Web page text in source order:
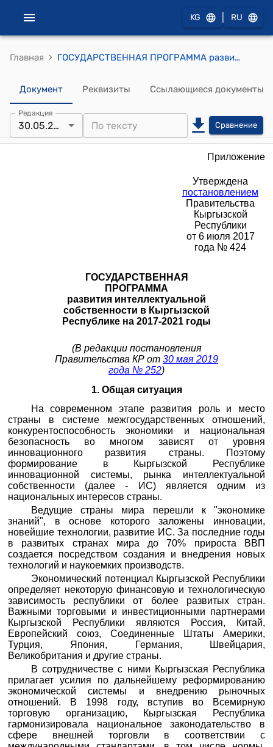
KG RU
Главная › ГОСУДАРСТВЕННАЯ ПРОГРАММА развития интеллектуальной собственности в Кыргызской Республике на 2017-2021 годы (Утверждена постановлением Правительства Кыргызской Республики от 6 июля 2017 года № 424)
Документ Реквизиты Ссылающиеся документы
Редакция
30.05.2019 Сравнение